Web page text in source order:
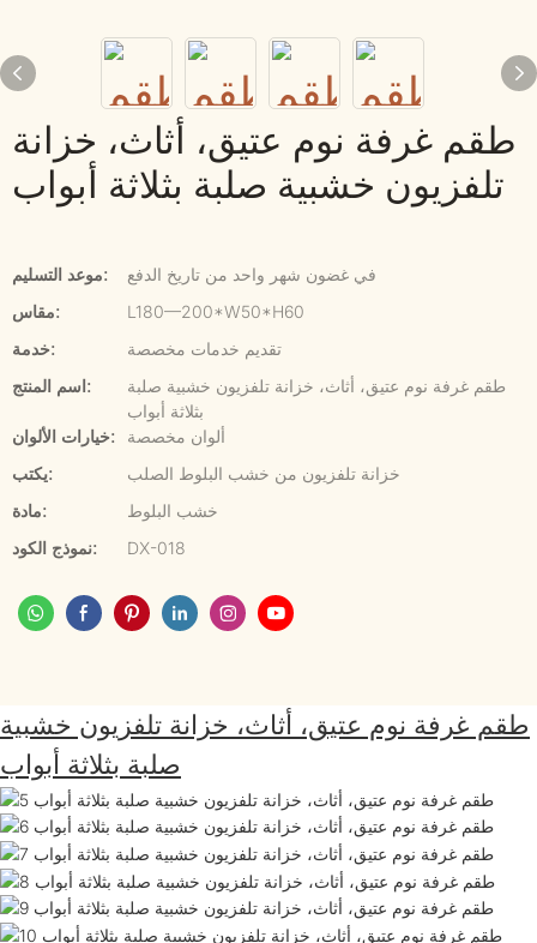
طقم غرفة نوم عتيق، أثاث، خزانة
تلفزيون خشبية صلبة بثلاثة أبواب
موعد التسليم:
في غضون شهر واحد من تاريخ الدفع
مقاس:
L180—200*W50*H60
خدمة:
تقديم خدمات مخصصة
اسم المنتج:
طقم غرفة نوم عتيق، أثاث، خزانة تلفزيون خشبية صلبة
بثلاثة أبواب
خيارات الألوان:
ألوان مخصصة
يكتب:
خزانة تلفزيون من خشب البلوط الصلب
مادة:
خشب البلوط
نموذج الكود:
DX-018
طقم غرفة نوم عتيق، أثاث، خزانة تلفزيون خشبية
صلبة بثلاثة أبواب